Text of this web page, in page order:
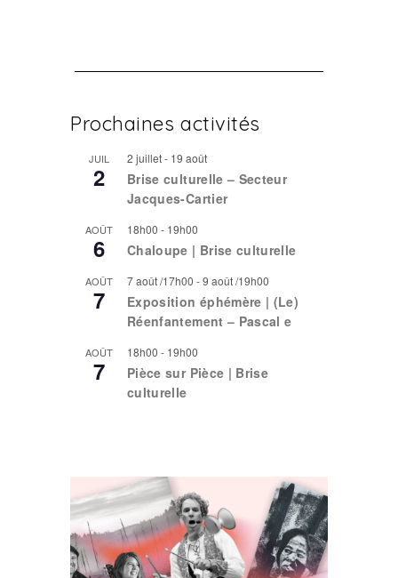
Prochaines activités
JUIL
2
2 juillet- 19 août
Brise culturelle – Secteur
Jacques-Cartier
AOÛT
6
18h00 - 19h00
Chaloupe | Brise culturelle
AOÛT
7
7 août /17h00 -9 août /19h00
Exposition éphémère | (Le)
Réenfantement – Pascal e
AOÛT
7
18h00 - 19h00
Pièce sur Pièce | Brise
culturelle